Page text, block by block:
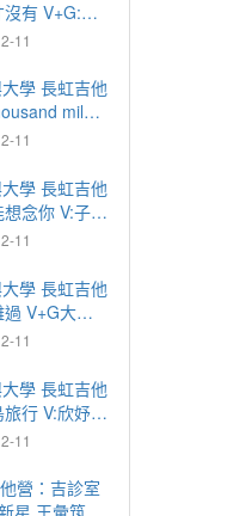
有 V+G:智
11
學 長虹吉他
miles
11
學 長虹吉他
念你 V:子豪
D:阿光
11
學 長虹吉他
V+G大頭
璇
11
學 長虹吉他
行 V:欣妤
彥淮
11
營：吉診室